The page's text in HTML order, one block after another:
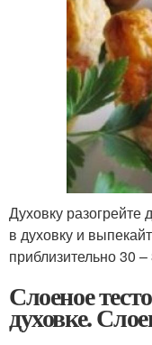
Духовку разогрейте
в духовку и
приблизительно 30
Слоеное
духовке.